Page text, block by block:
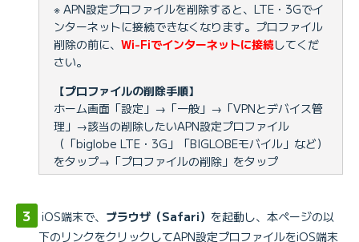
※ APN設定プロファイルを削除すると、LTE・3Gでイ
ンターネットに接続できなくなります。プロファイル
削除の前に、 Wi-Fiでインターネットに接続してくだ
さい。
【プロファイルの削除手順】
ホーム画面「設定」→「一般」→「VPNとデバイス管
理」→該当の削除したいAPN設定プロファイル
（「biglobe LTE・3G」「BIGLOBEモバイル」など）
をタップ→「プロファイルの削除」をタップ
iOS端末で、 ブラウザ（Safari） を起動し、本ページの以
下のリンクをクリックしてAPN設定プロファイルをiOS端末